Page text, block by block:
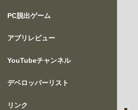
PC脱出ゲーム
アプリレビュー
YouTubeチャンネル
デベロッパーリスト
リンク